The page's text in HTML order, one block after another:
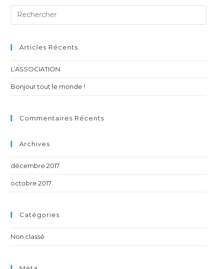
Articles Récents
L’ASSOCIATION
Bonjour tout le monde !
Commentaires Récents
Archives
décembre 2017
octobre 2017
Catégories
Non classé